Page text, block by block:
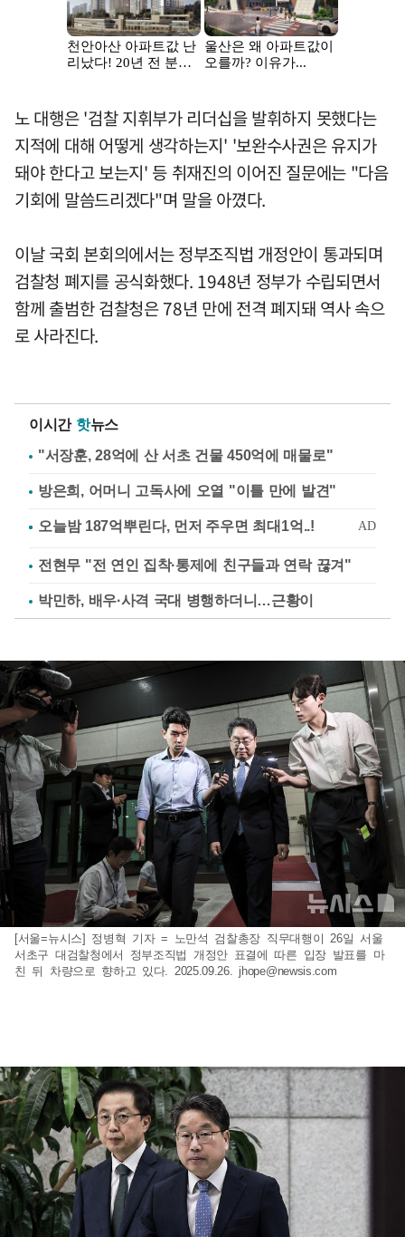
노 대행은 '검찰 지휘부가 리더십을 발휘하지 못했다는
지적에 대해 어떻게 생각하는지' '보완수사권은 유지가
돼야 한다고 보는지' 등 취재진의 이어진 질문에는 "다음
기회에 말씀드리겠다"며 말을 아꼈다.
이날 국회 본회의에서는 정부조직법 개정안이 통과되며
검찰청 폐지를 공식화했다. 1948년 정부가 수립되면서
함께 출범한 검찰청은 78년 만에 전격 폐지돼 역사 속으
로 사라진다.
이시간 핫뉴스
"서장훈, 28억에 산 서초 건물 450억에 매물로"
방은희, 어머니 고독사에 오열 "이틀 만에 발견"
전현무 "전 연인 집착·통제에 친구들과 연락 끊겨"
박민하, 배우·사격 국대 병행하더니…근황이
[서울=뉴시스] 정병혁 기자 = 노만석 검찰총장 직무대행이 26일 서울
서초구 대검찰청에서 정부조직법 개정안 표결에 따른 입장 발표를 마
친 뒤 차량으로 향하고 있다. 2025.09.26. jhope@newsis.com